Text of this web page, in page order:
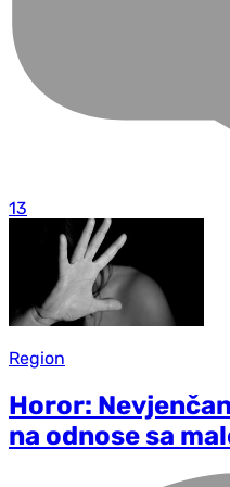
13
Region
Horor:
na odnose sa